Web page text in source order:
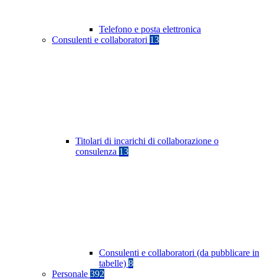
Telefono e posta elettronica
Consulenti e collaboratori 13
Titolari di incarichi di collaborazione o
consulenza 13
Consulenti e collaboratori (da pubblicare in
tabelle) 8
Personale 392